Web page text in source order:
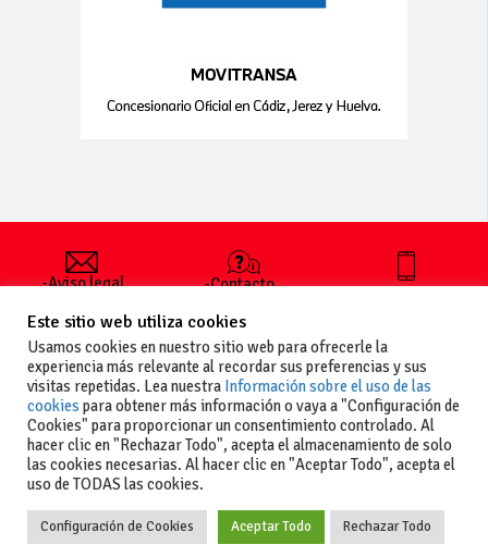
-Aviso legal
generales
de uso
-Política de
privacidad
-Política de
cookies
-Contacto
publicar un
anuncio
-Vende+
+34 627 35
Copyright La guia del motor
Este sitio web utiliza cookies
Usamos cookies en nuestro sitio web para ofrecerle la
experiencia más relevante al recordar sus preferencias y sus
visitas repetidas. Lea nuestra Información sobre el uso de las
cookies para obtener más información o vaya a "Configuración de
Cookies" para proporcionar un consentimiento controlado. Al
hacer clic en "Rechazar Todo", acepta el almacenamiento de solo
las cookies necesarias. Al hacer clic en "Aceptar Todo", acepta el
uso de TODAS las cookies.
Configuración de Cookies Aceptar Todo Rechazar Todo